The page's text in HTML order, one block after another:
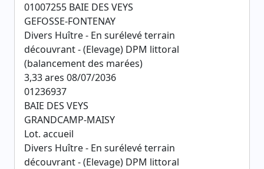
01007255 BAIE DES VEYS
GEFOSSE-FONTENAY
Divers Huître - En surélevé terrain
découvrant - (Elevage) DPM littoral
(balancement des marées)
3,33 ares 08/07/2036
01236937
BAIE DES VEYS
GRANDCAMP-MAISY
Lot. accueil
Divers Huître - En surélevé terrain
découvrant - (Elevage) DPM littoral